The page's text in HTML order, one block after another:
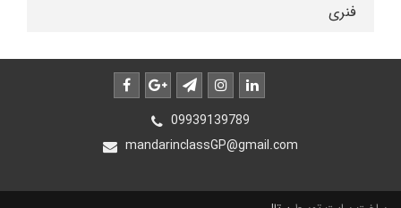
فنری
09939139789
mandarinclassGP@gmail.com